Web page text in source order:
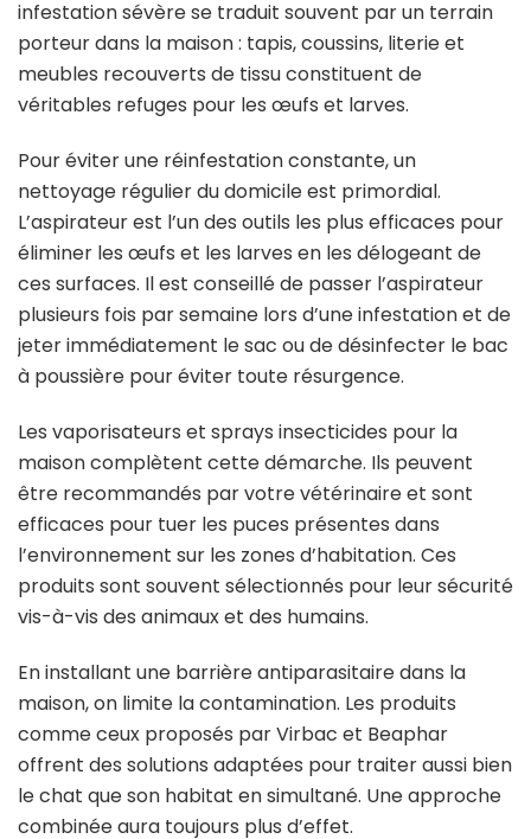
infestation sévère se traduit souvent par un terrain
porteur dans la maison : tapis, coussins, literie et
meubles recouverts de tissu constituent de
véritables refuges pour les œufs et larves.
Pour éviter une réinfestation constante, un
nettoyage régulier du domicile est primordial.
L’aspirateur est l’un des outils les plus efficaces pour
éliminer les œufs et les larves en les délogeant de
ces surfaces. Il est conseillé de passer l’aspirateur
plusieurs fois par semaine lors d’une infestation et de
jeter immédiatement le sac ou de désinfecter le bac
à poussière pour éviter toute résurgence.
Les vaporisateurs et sprays insecticides pour la
maison complètent cette démarche. Ils peuvent
être recommandés par votre vétérinaire et sont
efficaces pour tuer les puces présentes dans
l’environnement sur les zones d’habitation. Ces
produits sont souvent sélectionnés pour leur sécurité
vis-à-vis des animaux et des humains.
En installant une barrière antiparasitaire dans la
maison, on limite la contamination. Les produits
comme ceux proposés par Virbac et Beaphar
offrent des solutions adaptées pour traiter aussi bien
le chat que son habitat en simultané. Une approche
combinée aura toujours plus d’effet.